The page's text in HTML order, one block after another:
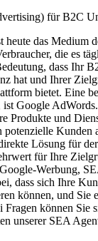
für B2C
heute das Medium
die es
dass Ihr
hat und Ihrer
bietet. Eine
ist Google
Produkte und
potenzielle Kunden
Lösung für
für Ihre
Werbung,
dass sich Ihre
können, und Sie
können Sie
unserer SEA